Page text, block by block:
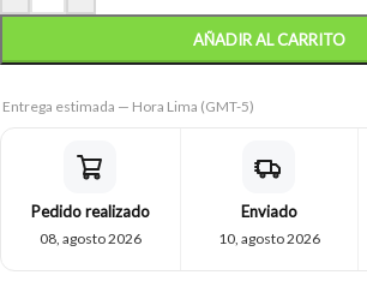
AÑADIR AL CARRITO
Entrega estimada — Hora Lima (GMT-5)
Pedido realizado
08, agosto 2026
Enviado
10, agosto 2026